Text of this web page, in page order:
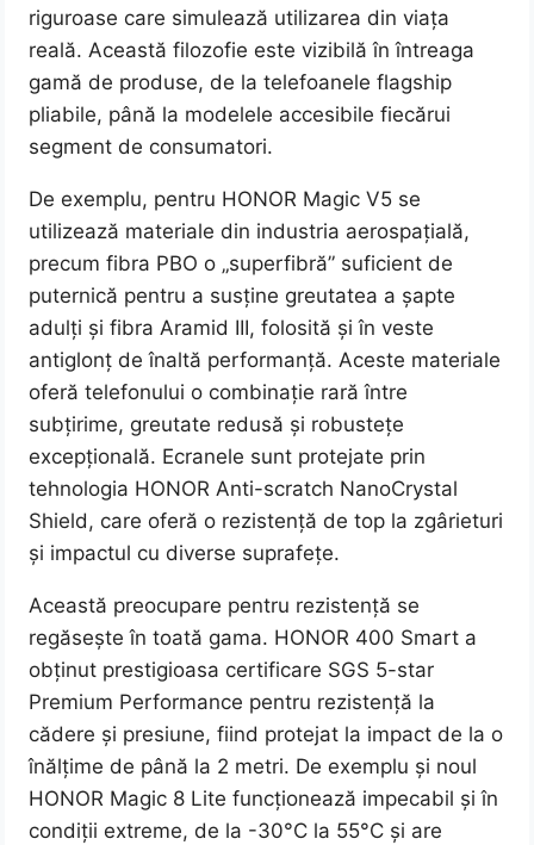
riguroase care simulează utilizarea din viața
reală. Această filozofie este vizibilă în întreaga
gamă de produse, de la telefoanele flagship
pliabile, până la modelele accesibile fiecărui
segment de consumatori.
De exemplu, pentru HONOR Magic V5 se
utilizează materiale din industria aerospațială,
precum fibra PBO o „superfibră” suficient de
puternică pentru a susține greutatea a șapte
adulți și fibra Aramid III, folosită și în veste
antiglonț de înaltă performanță. Aceste materiale
oferă telefonului o combinație rară între
subțirime, greutate redusă și robustețe
excepțională. Ecranele sunt protejate prin
tehnologia HONOR Anti-scratch NanoCrystal
Shield, care oferă o rezistență de top la zgârieturi
și impactul cu diverse suprafețe.
Această preocupare pentru rezistență se
regăsește în toată gama. HONOR 400 Smart a
obținut prestigioasa certificare SGS 5-star
Premium Performance pentru rezistență la
cădere și presiune, fiind protejat la impact de la o
înălțime de până la 2 metri. De exemplu și noul
HONOR Magic 8 Lite funcționează impecabil și în
condiții extreme, de la -30°C la 55°C și are